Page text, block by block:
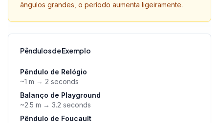
ângulos grandes, o período aumenta ligeiramente.
Pêndulos de Exemplo
Pêndulo de Relógio
~1 m → 2 seconds
Balanço de Playground
~2.5 m → 3.2 seconds
Pêndulo de Foucault